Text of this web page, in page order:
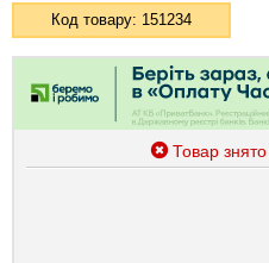
Код товару: 151234
Товар